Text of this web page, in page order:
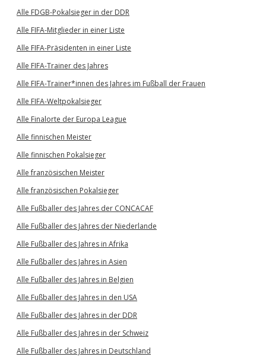
Alle FDGB-Pokalsieger in der DDR
Alle FIFA-Mitglieder in einer Liste
Alle FIFA-Präsidenten in einer Liste
Alle FIFA-Trainer des Jahres
Alle FIFA-Trainer*innen des Jahres im Fußball der Frauen
Alle FIFA-Weltpokalsieger
Alle Finalorte der Europa League
Alle finnischen Meister
Alle finnischen Pokalsieger
Alle französischen Meister
Alle französischen Pokalsieger
Alle Fußballer des Jahres der CONCACAF
Alle Fußballer des Jahres der Niederlande
Alle Fußballer des Jahres in Afrika
Alle Fußballer des Jahres in Asien
Alle Fußballer des Jahres in Belgien
Alle Fußballer des Jahres in den USA
Alle Fußballer des Jahres in der DDR
Alle Fußballer des Jahres in der Schweiz
Alle Fußballer des Jahres in Deutschland